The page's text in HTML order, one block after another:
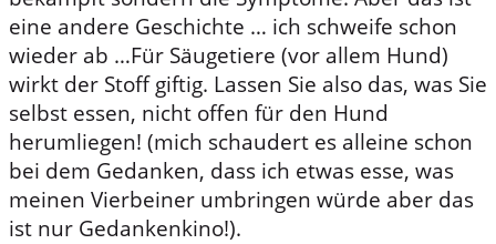
eine andere Geschichte … ich schweife schon
wieder ab …Für Säugetiere (vor allem Hund)
wirkt der Stoff giftig. Lassen Sie also das, was Sie
selbst essen, nicht offen für den Hund
herumliegen! (mich schaudert es alleine schon
bei dem Gedanken, dass ich etwas esse, was
meinen Vierbeiner umbringen würde aber das
ist nur Gedankenkino!).